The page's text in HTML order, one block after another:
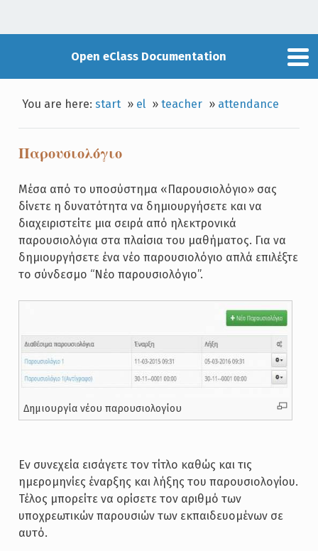
Open eClass Documentation
You are here:start » el »teacher » attendance
Παρουσιολόγιο
Μέσα από το υποσύστημα «Παρουσιολόγιο» σας
δίνετε η δυνατότητα να δημιουργήσετε και να
διαχειριστείτε μια σειρά από ηλεκτρονικά
παρουσιολόγια στα πλαίσια του μαθήματος. Για να
δημιουργήσετε ένα νέο παρουσιολόγιο απλά επιλέξτε
το σύνδεσμο “Νέο παρουσιολόγιο”.
Δημιουργία νέου παρουσιολογίου
Εν συνεχεία εισάγετε τον τίτλο καθώς και τις
ημερομηνίες έναρξης και λήξης του παρουσιολογίου.
Τέλος μπορείτε να ορίσετε τον αριθμό των
υποχρεωτικών παρουσιών των εκπαιδευομένων σε
αυτό.